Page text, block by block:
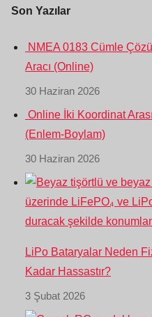
Son Yazılar
NMEA 0183 Cümle
Aracı (Online)
30 Haziran 2026
Online İki Koordinat
(Enlem-Boylam)
30 Haziran 2026
LiPo Bataryalar Neden
Kadar Hassastır?
3 Şubat 2026